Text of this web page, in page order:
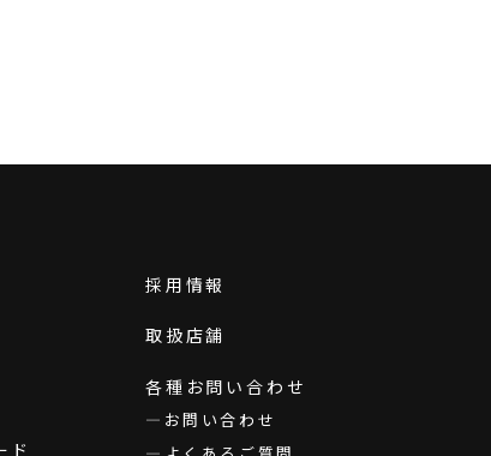
ド
採用情報
取扱店舗
各種お問い合わせ
お問い合わせ